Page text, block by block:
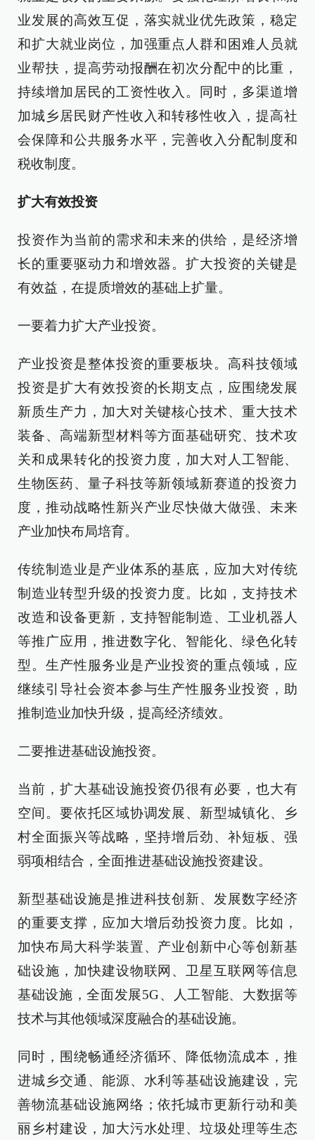
业发展的高效互促，落实就业优先政策，稳定
和扩大就业岗位，加强重点人群和困难人员就
业帮扶，提高劳动报酬在初次分配中的比重，
持续增加居民的工资性收入。同时，多渠道增
加城乡居民财产性收入和转移性收入，提高社
会保障和公共服务水平，完善收入分配制度和
税收制度。
扩大有效投资
投资作为当前的需求和未来的供给，是经济增
长的重要驱动力和增效器。扩大投资的关键是
有效益，在提质增效的基础上扩量。
一要着力扩大产业投资。
产业投资是整体投资的重要板块。高科技领域
投资是扩大有效投资的长期支点，应围绕发展
新质生产力，加大对关键核心技术、重大技术
装备、高端新型材料等方面基础研究、技术攻
关和成果转化的投资力度，加大对人工智能、
生物医药、量子科技等新领域新赛道的投资力
度，推动战略性新兴产业尽快做大做强、未来
产业加快布局培育。
传统制造业是产业体系的基底，应加大对传统
制造业转型升级的投资力度。比如，支持技术
改造和设备更新，支持智能制造、工业机器人
等推广应用，推进数字化、智能化、绿色化转
型。生产性服务业是产业投资的重点领域，应
继续引导社会资本参与生产性服务业投资，助
推制造业加快升级，提高经济绩效。
二要推进基础设施投资。
当前，扩大基础设施投资仍很有必要，也大有
空间。要依托区域协调发展、新型城镇化、乡
村全面振兴等战略，坚持增后劲、补短板、强
弱项相结合，全面推进基础设施投资建设。
新型基础设施是推进科技创新、发展数字经济
的重要支撑，应加大增后劲投资力度。比如，
加快布局大科学装置、产业创新中心等创新基
础设施，加快建设物联网、卫星互联网等信息
基础设施，全面发展5G、人工智能、大数据等
技术与其他领域深度融合的基础设施。
同时，围绕畅通经济循环、降低物流成本，推
进城乡交通、能源、水利等基础设施建设，完
善物流基础设施网络；依托城市更新行动和美
丽乡村建设，加大污水处理、垃圾处理等生态